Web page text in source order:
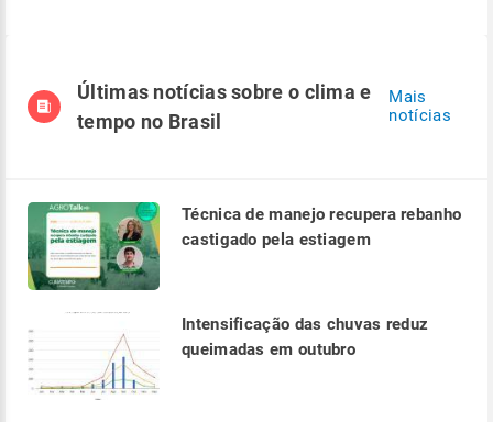
Últimas notícias sobre o clima e
tempo no Brasil
Mais
notícias
Técnica de manejo recupera rebanho
castigado pela estiagem
Intensificação das chuvas reduz
queimadas em outubro